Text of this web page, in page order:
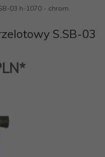
03 h-1070 - chrom
S.SB-03